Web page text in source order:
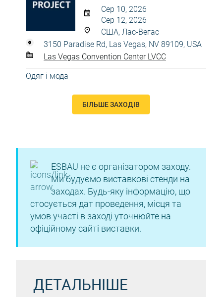
Сер 10, 2026
Сер 12, 2026
США, Лас-Вегас
3150 Paradise Rd, Las Vegas, NV 89109, USA
Las Vegas Convention Center LVCC
Одяг і мода
БІЛЬШЕ ЗАХОДІВ
ESBAU не є організатором заходу.
Ми будуємо виставкові стенди на
заходах. Будь-яку інформацію, що
стосується дат проведення, місця та
умов участі в заході уточнюйте на
офіційному сайті виставки.
ДЕТАЛЬНІШЕ